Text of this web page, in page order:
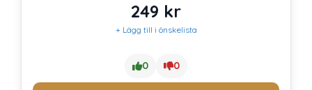
249 kr
+ Lägg till i önskelista
0 0